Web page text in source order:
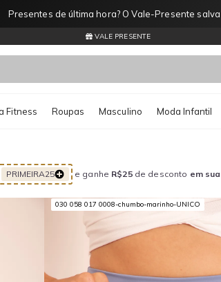
Presentes de última hora? O Vale-Presente
VALE PRESENTE
Masculino Moda Infantil
Roupas
Fitness
PRIMEIRA25 e ganhe R$25de desconto em
030 058 017 0008-chumbo-marinho-UNICO